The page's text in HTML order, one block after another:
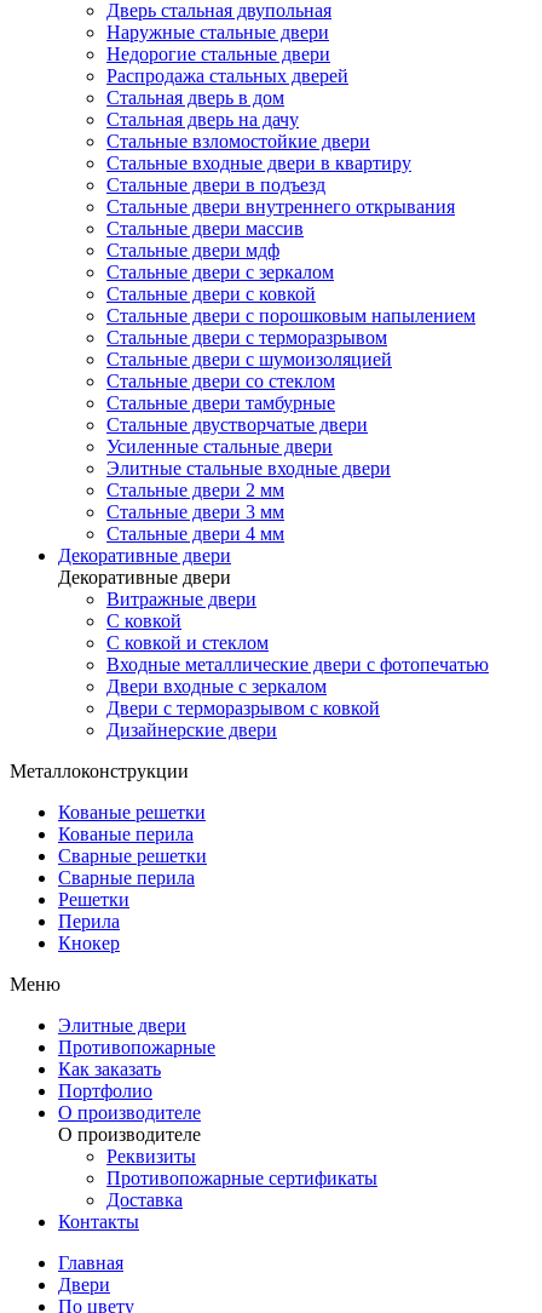
Дверь стальная двупольная
Наружные стальные двери
Недорогие стальные двери
Распродажа стальных дверей
Стальная дверь в дом
Стальная дверь на дачу
Стальные взломостойкие двери
Стальные входные двери в квартиру
Стальные двери в подъезд
Стальные двери внутреннего открывания
Стальные двери массив
Стальные двери мдф
Стальные двери с зеркалом
Стальные двери с ковкой
Стальные двери с порошковым напылением
Стальные двери с терморазрывом
Стальные двери с шумоизоляцией
Стальные двери со стеклом
Стальные двери тамбурные
Стальные двустворчатые двери
Усиленные стальные двери
Элитные стальные входные двери
Стальные двери 2 мм
Стальные двери 3 мм
Стальные двери 4 мм
Декоративные двери
Декоративные двери
Витражные двери
С ковкой
С ковкой и стеклом
Входные металлические двери с фотопечатью
Двери входные с зеркалом
Двери с терморазрывом с ковкой
Дизайнерские двери
Металлоконструкции
Кованые решетки
Кованые перила
Сварные решетки
Сварные перила
Решетки
Перила
Кнокер
Меню
Элитные двери
Противопожарные
Как заказать
Портфолио
О производителе
О производителе
Реквизиты
Противопожарные сертификаты
Доставка
Контакты
Главная
Двери
По цвету